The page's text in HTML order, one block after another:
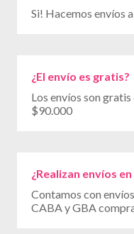
Si! Hacemos envíos
¿El envío es gratis?
Los envíos son
$90.000
¿Realizan envíos
Contamos con
CABA y GBA